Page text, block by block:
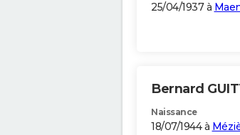
25/04/1937 à
Bernard
Naissance
18/07/1944 à